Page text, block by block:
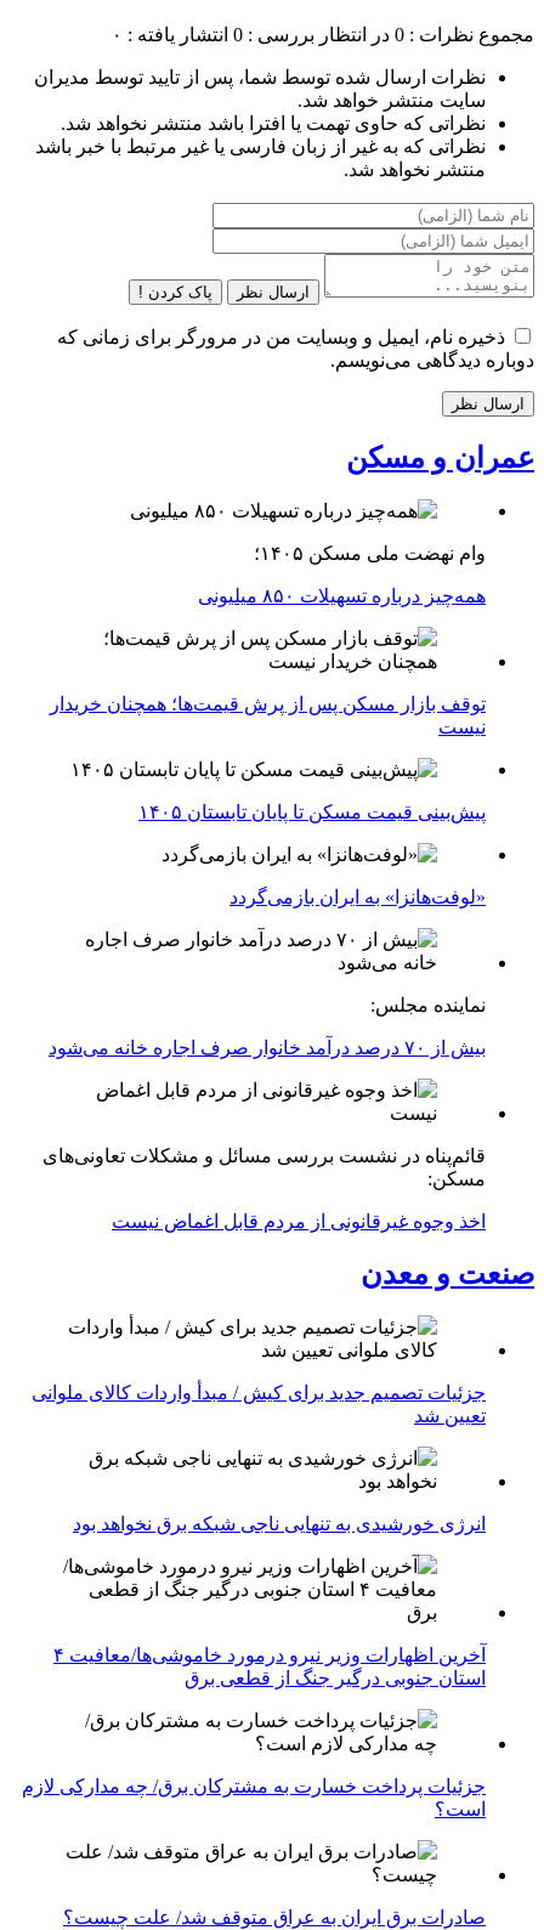
مجموع نظرات : 0 در انتظار بررسی : 0 انتشار یافته : ۰
نظرات ارسال شده توسط شما، پس از تایید توسط مدیران
سایت منتشر خواهد شد.
نظراتی که حاوی تهمت یا افترا باشد منتشر نخواهد شد.
نظراتی که به غیر از زبان فارسی یا غیر مرتبط با خبر باشد
منتشر نخواهد شد.
ارسال نظر پاک کردن !
ذخیره نام، ایمیل و وبسایت من در مرورگر برای زمانی که
دوباره دیدگاهی می‌نویسم.
عمران و مسکن
وام نهضت ملی مسکن ۱۴۰۵؛
همه‌چیز درباره تسهیلات ۸۵۰ میلیونی
توقف بازار مسکن پس از پرش قیمت‌ها؛ همچنان خریدار
نیست
پیش‌بینی قیمت مسکن تا پایان تابستان ۱۴۰۵
«لوفت‌هانزا» به ایران بازمی‌گردد
نماینده مجلس:
بیش از ۷۰ درصد درآمد خانوار صرف اجاره خانه می‌شود
قائم‌پناه در نشست بررسی مسائل و مشکلات تعاونی‌های
مسکن:
اخذ وجوه غیرقانونی از مردم قابل اغماض نیست
صنعت و معدن
جزئیات تصمیم جدید برای کیش / مبدأ واردات کالای ملوانی
تعیین شد
انرژی خورشیدی به تنهایی ناجی شبکه برق نخواهد بود
آخرین اظهارات وزیر نیرو درمورد خاموشی‌ها/معافیت ۴
استان جنوبی درگیر جنگ از قطعی برق
جزئیات پرداخت خسارت به مشترکان برق/ چه مدارکی لازم
است؟
صادرات برق ایران به عراق متوقف شد/ علت چیست؟